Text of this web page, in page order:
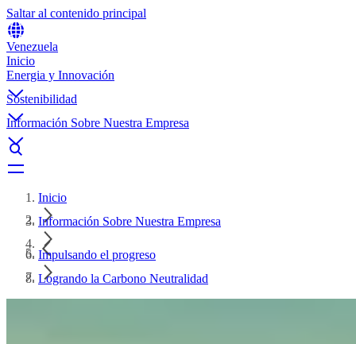
Saltar al contenido principal
Venezuela
Inicio
Energia y Innovación
Sostenibilidad
Información Sobre Nuestra Empresa
Inicio
Información Sobre Nuestra Empresa
Impulsando el progreso
Logrando la Carbono Neutralidad